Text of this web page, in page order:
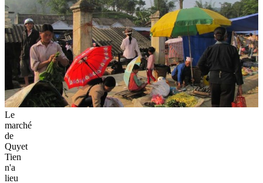
Le
marché
de
Quyet
Tien
n'a
lieu